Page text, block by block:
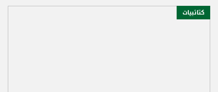
كتائبيات